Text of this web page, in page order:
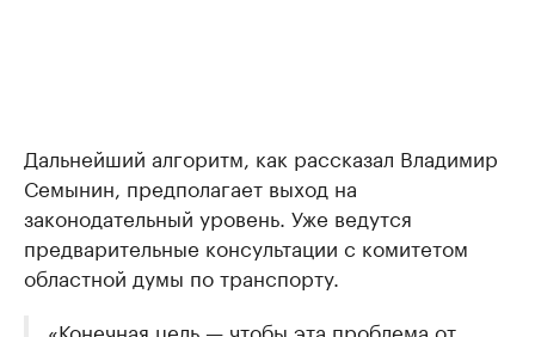
Дальнейший алгоритм, как рассказал Владимир
Семынин, предполагает выход на
законодательный уровень. Уже ведутся
предварительные консультации с комитетом
областной думы по транспорту.
«Конечная цель — чтобы эта проблема от